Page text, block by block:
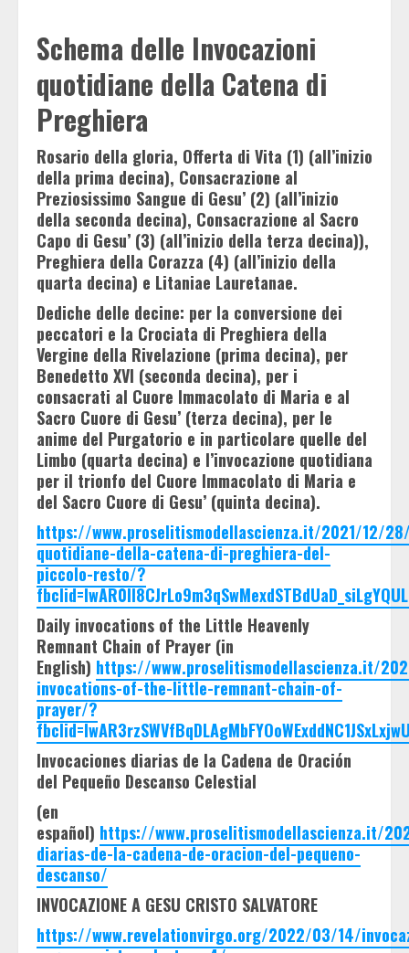
Schema delle Invocazioni
quotidiane della Catena di
Preghiera
Rosario della gloria, Offerta di Vita (1) (all’inizio
della prima decina), Consacrazione al
Preziosissimo Sangue di Gesu’ (2) (all’inizio
della seconda decina), Consacrazione al Sacro
Capo di Gesu’ (3) (all’inizio della terza decina)),
Preghiera della Corazza (4) (all’inizio della
quarta decina) e Litaniae Lauretanae.
Dediche delle decine: per la conversione dei
peccatori e la Crociata di Preghiera della
Vergine della Rivelazione (prima decina), per
Benedetto XVI (seconda decina), per i
consacrati al Cuore Immacolato di Maria e al
Sacro Cuore di Gesu’ (terza decina), per le
anime del Purgatorio e in particolare quelle del
Limbo (quarta decina) e l’invocazione quotidiana
per il trionfo del Cuore Immacolato di Maria e
del Sacro Cuore di Gesu’ (quinta decina).
https://www.proselitismodellascienza.it/2021/12/
quotidiane-della-catena-di-preghiera-del-
piccolo-resto/?
Daily invocations of the Little Heavenly
Remnant Chain of Prayer (in
English) https://www.proselitismodellascienza.it/
invocations-of-the-little-remnant-chain-of-
prayer/?
Invocaciones diarias de la Cadena de Oración
del Pequeño Descanso Celestial
(en
español) https://www.proselitismodellascienza.it/
diarias-de-la-cadena-de-oracion-del-pequeno-
descanso/
INVOCAZIONE A GESU CRISTO SALVATORE
https://www.revelationvirgo.org/2022/03/14/